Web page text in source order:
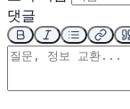
댓글